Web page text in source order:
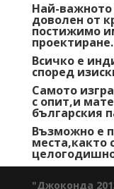
Най-важното
доволен от
постижимо
проектиране.
Всичко е
според
Самото
с опит,и
българския
Възможно е
места,както
"Джоконда